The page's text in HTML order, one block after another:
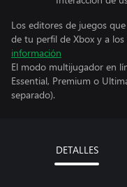
Los editores de juegos
de tu perfil de Xbox y a
información
El modo multijugador en
Essential, Premium o
separado).
DETALLES